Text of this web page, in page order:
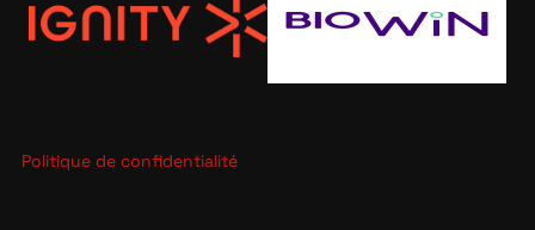
Politique de confidentialité